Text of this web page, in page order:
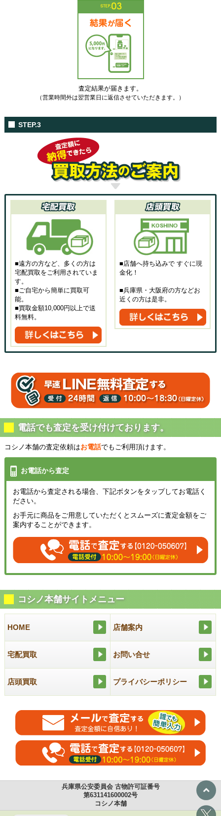
査定結果が届きます。
（営業時間外は翌営業日に返信させていただきます。）
STEP.3
■遠方の方など、多くの方は
宅配買取をご利用されていま
す。
■ご自宅から簡単に買取可
能。
■買取金額10,000円以上で送
料無料。
■店舗へ持ち込みで すぐに現
金化！
■兵庫県・大阪府の方などお
近くの方は是非。
電話でも査定を受け付けております。
コシノ本舗の査定依頼はお電話でもご利用頂けます。
お電話から査定
お電話から査定される場合、下記ボタンをタップしてお電話く
ださい。
お手元に商品をご用意していただくとスムーズに査定金額をご
案内することができます。
コシノ本舗サイトメニュー
HOME 店舗案内
宅配買取 お問い合せ
店頭買取 プライバシーポリシー
兵庫県公安委員会 古物許可証番号
第631141600002号
コシノ本舗